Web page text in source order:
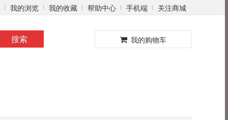
我的浏览 我的收藏 帮助中心 手机端 关注商城
搜索 我的购物车